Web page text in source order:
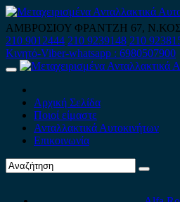
Skip
to
content
ΑΜΒΡΟΣΙΟΥ ΦΡΑΝΤΖΗ 67,
210 9012444 210 9239148 210
Κινητό-Viber-whatsapp : 6980507900
Primary
Αρχική Σελίδα
Ποιοί είμαστε
Ανταλλακτικά Αυτοκινήτων
Επικοινωνία